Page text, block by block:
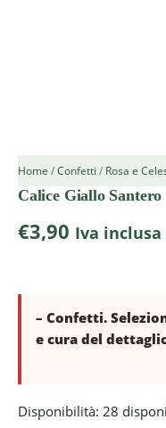
Home /Confetti / Rosa e
Calice Giallo Santero
€3,90 Iva inclusa
– Confetti.
e cura del
Disponibilità: 28